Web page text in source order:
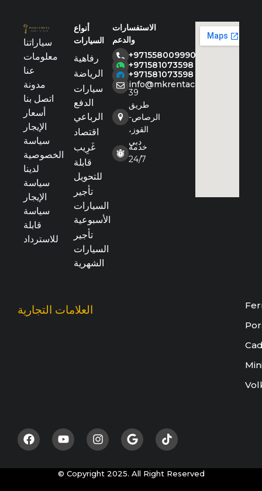
سياراتنا
معلومات
عنا
مدونة
اتصل بنا
أسعار
الإيجار
سياسة
الخصوصية
لدينا
سياسة
الإيجار
سياسة
قابلة
للاسترداد
أنواع
السيارات
رفاهية
الرياضة
سيارات
الدفع
الرباعي
اقتصاد
غَرِيب
قابلة
للتحويل
تأجير
السيارات
الأسبوعية
تأجير
السيارات
الشهرية
الاستفسارات
والدعم
+971558009990
+971581073598
+971581073598
info@mkrentacar.com
39
طريق
الرصاص-
القوز،
دبي
خدمة
24/7
العلامات التجارية
© Copyright 2025. All Right Reserved